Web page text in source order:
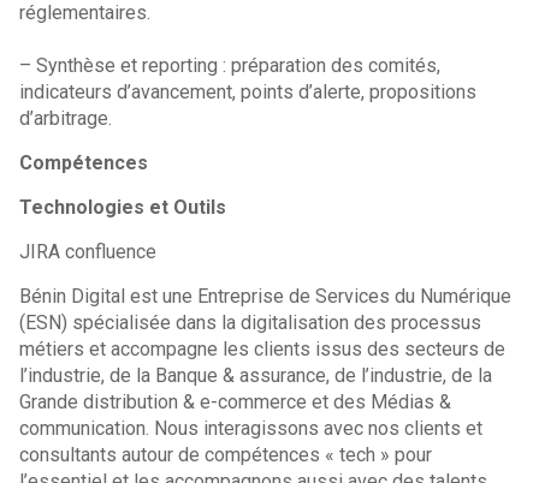
réglementaires.
– Synthèse et reporting : préparation des comités,
indicateurs d’avancement, points d’alerte, propositions
d’arbitrage.
Compétences
Technologies et Outils
JIRA confluence
Bénin Digital est une Entreprise de Services du Numérique
(ESN) spécialisée dans la digitalisation des processus
métiers et accompagne les clients issus des secteurs de
l’industrie, de la Banque & assurance, de l’industrie, de la
Grande distribution & e-commerce et des Médias &
communication. Nous interagissons avec nos clients et
consultants autour de compétences « tech » pour